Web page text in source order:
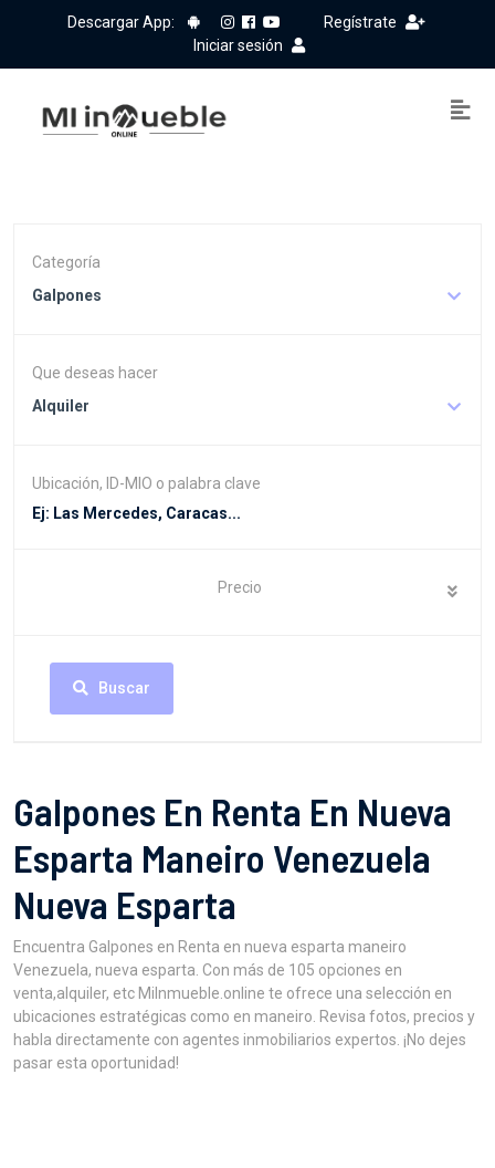
Descargar App:
Regístrate
Iniciar sesión
Categoría
Galpones
Que deseas hacer
Alquiler
Ubicación, ID-MIO o palabra clave
Precio
Buscar
Galpones En Renta En Nueva
Esparta Maneiro Venezuela
Nueva Esparta
Encuentra Galpones en Renta en nueva esparta maneiro
Venezuela, nueva esparta. Con más de 105 opciones en
venta,alquiler, etc MiInmueble.online te ofrece una selección en
ubicaciones estratégicas como en maneiro. Revisa fotos, precios y
habla directamente con agentes inmobiliarios expertos. ¡No dejes
pasar esta oportunidad!